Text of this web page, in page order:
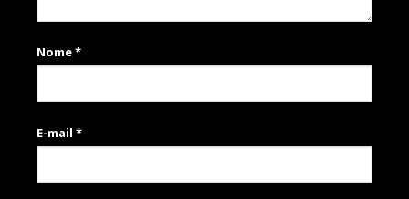
Nome*
E-mail *